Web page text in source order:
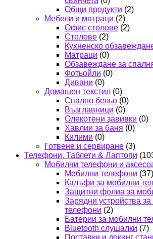
Общи продукти (2)
Мебели и матраци (2)
Офис столове (2)
Столове (2)
Кухненско
Матраци (0)
Обзавеждане за
Фотьойли (0)
Дивани (0)
Домашен текстил (0)
Спално бельо (0)
Възглавници (0)
Олекотени завивки (0)
Хавлии за баня (0)
Килими (0)
Готвене и сервиране (3)
Телефони, Таблети & Лаптопи
Мобилни телефони и
Мобилни телефони (37)
Калъфи за мобилни
Защитни фолиа за
Зарядни устройства
телефони (2)
Батерии за мобилни
Bluetooth слушалки (7)
Поставки и докинг